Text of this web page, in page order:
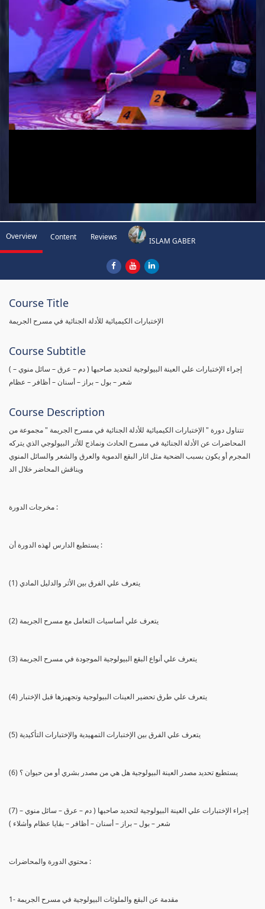
Overview Content Reviews ISLAM GABER
Course Title
الإختبارات الكيميائية للأدلة الجنائية في مسرح الجريمة
Course Subtitle
( إجراء الإختبارات علي العينة البيولوجية لتحديد صاحبها ( دم – عرق – سائل منوي –
شعر – بول – براز – أسنان – أظافر – عظام
Course Description
تتناول دورة " الإختبارات الكيميائية للأدلة الجنائية في مسرح الجريمة " مجموعة من
المحاضرات عن الأدلة الجنائية في مسرح الحادث ونماذج للأثر البيولوجي الذي يتركه
المجرم أو يكون بسبب الضحية مثل اثار البقع الدموية والعرق والشعر والسائل المنوي
ويناقش المحاضر خلال الد
مخرجات الدورة :
يستطيع الدارس لهذه الدورة أن :
(1) يتعرف علي الفرق بين الأثر والدليل المادي
(2) يتعرف علي أساسيات التعامل مع مسرح الجريمة
(3) يتعرف علي أنواع البقع البيولوجية الموجودة في مسرح الجريمة
(4) يتعرف علي طرق تحضير العينات البيولوجية وتجهيزها قبل الإختبار
(5) يتعرف علي الفرق بين الإختبارات التمهيدية والإختبارات التأكيدية
(6) يستطيع تحديد مصدر العينة البيولوجية هل هي من مصدر بشري أو من حيوان ؟
(7) إجراء الإختبارات علي العينة البيولوجية لتحديد صاحبها ( دم – عرق – سائل منوي –
شعر – بول – براز – أسنان – أظافر – بقايا عظام وأشلاء )
محتوي الدورة والمحاضرات :
1- مقدمة عن البقع والملوثات البيولوجية في مسرح الجريمة